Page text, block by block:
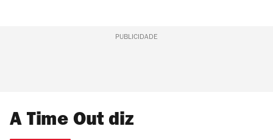
PUBLICIDADE
A Time Out diz